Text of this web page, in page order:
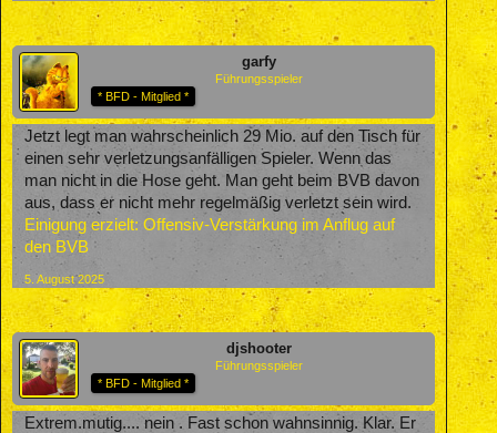
garfy
Führungsspieler
* BFD - Mitglied *
Jetzt legt man wahrscheinlich 29 Mio. auf den Tisch für
einen sehr verletzungsanfälligen Spieler. Wenn das
man nicht in die Hose geht. Man geht beim BVB davon
aus, dass er nicht mehr regelmäßig verletzt sein wird.
Einigung erzielt: Offensiv-Verstärkung im Anflug auf
den BVB
5. August 2025
djshooter
Führungsspieler
* BFD - Mitglied *
Extrem.mutig.... nein . Fast schon wahnsinnig. Klar. Er